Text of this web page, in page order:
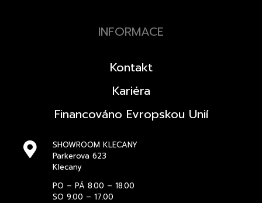
INFORMACE
Kontakt
Kariéra
Financováno Evropskou Unií
SHOWROOM KLECANY
Parkerova 623
Klecany
PO – PÁ 8.00 – 18.00
SO 9.00 – 17.00